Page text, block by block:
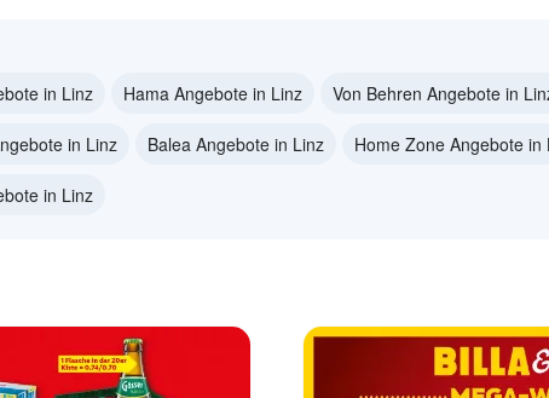
in Linz Hama Angebote in Linz Von Behren Angebote in
in Linz Balea Angebote in Linz Home Zone Angebote in
in Linz